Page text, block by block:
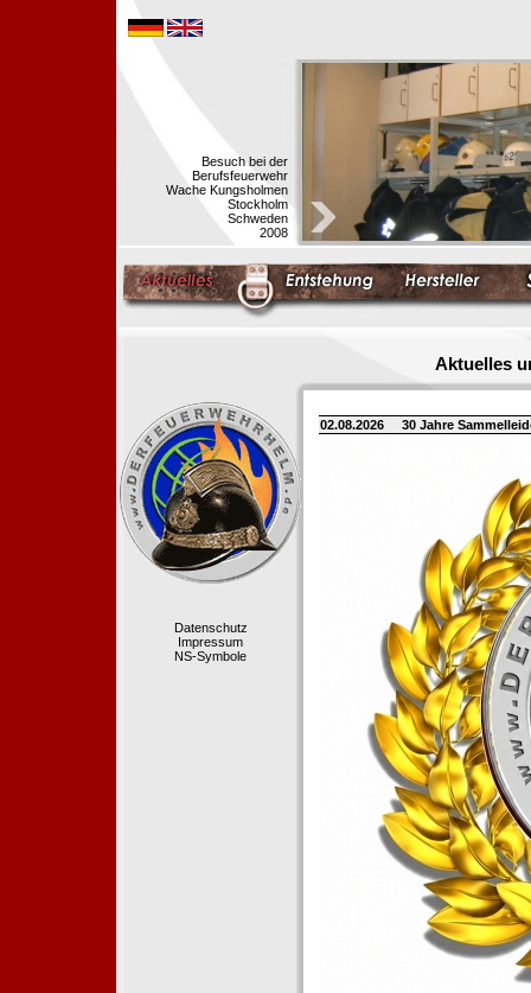
Besuch bei der
Berufsfeuerwehr
Wache Kungsholmen
Stockholm
Schweden
2008
Aktuelles
Datenschutz
Impressum
NS-Symbole
02.08.2026 30 Jahre